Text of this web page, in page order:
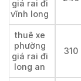
giá rai đi
vĩnh long
thuê xe
phường
giá rai đi
long an
310